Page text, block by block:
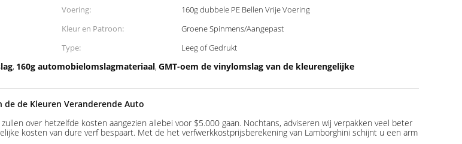
Voering:
160g dubbele PE Bellen Vrije Voering
Kleur en Patroon:
Groene Spinmens/Aangepast
Type:
Leeg of Gedrukt
, 160g automobielomslagmateriaal, GMT-oem de vinylomslag van de kleurengelijke
de de Kleuren Veranderende Auto
over hetzelfde kosten aangezien allebei voor $5.000 gaan. Nochtans, adviseren wij verpakken veel beter
kosten van dure verf bespaart. Met de het verfwerkkostprijsberekening van Lamborghini schijnt u een arm